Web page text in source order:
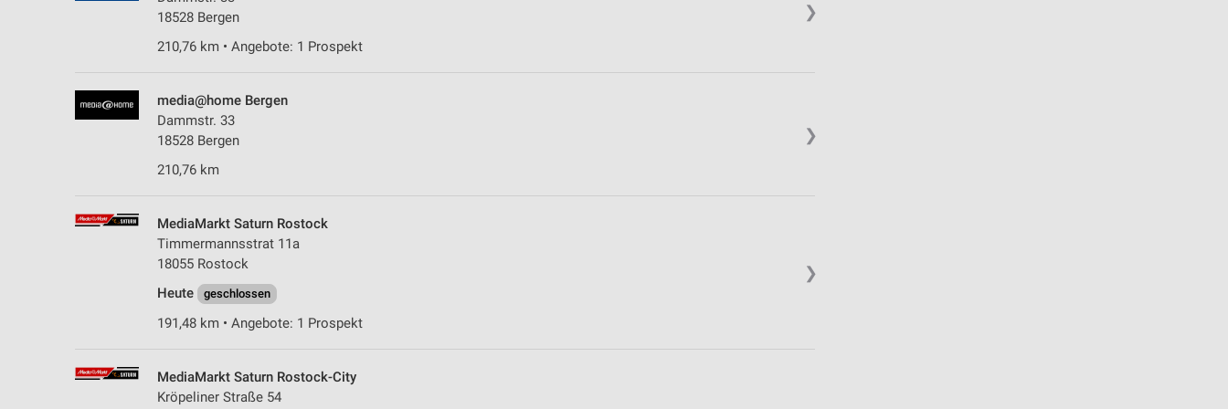
❯
18528 Bergen
210,76 km • Angebote: 1 Prospekt
❯
media@home Bergen
Dammstr. 33
18528 Bergen
210,76 km
❯
MediaMarkt Saturn Rostock
Timmermannsstrat 11a
18055 Rostock
Heute
geschlossen
191,48 km • Angebote: 1 Prospekt
MediaMarkt Saturn Rostock-City
Kröpeliner Straße 54